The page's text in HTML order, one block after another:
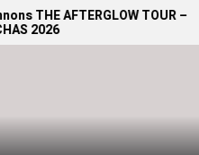
AFTERGLOW TOUR –